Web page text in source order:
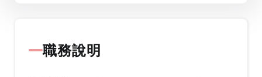
職務說明